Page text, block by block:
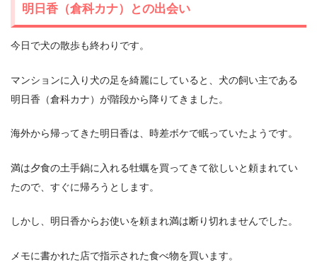
明日香（倉科カナ）との出会い
今日で犬の散歩も終わりです。
マンションに入り犬の足を綺麗にしていると、犬の飼い主である
明日香（倉科カナ）が階段から降りてきました。
海外から帰ってきた明日香は、時差ボケで眠っていたようです。
満は夕食の土手鍋に入れる牡蠣を買ってきて欲しいと頼まれてい
たので、すぐに帰ろうとします。
しかし、明日香からお使いを頼まれ満は断り切れませんでした。
メモに書かれた店で指示された食べ物を買います。